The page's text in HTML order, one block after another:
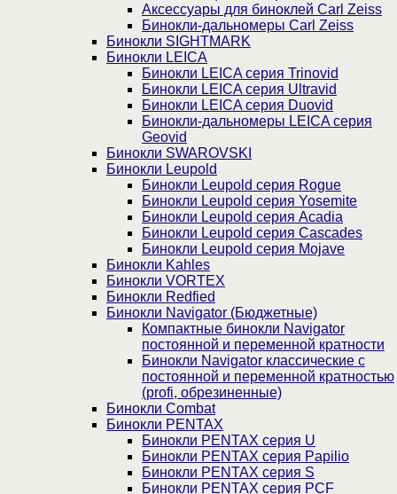
Аксессуары для биноклей Carl Zeiss
Бинокли-дальномеры Carl Zeiss
Бинокли SIGHTMARK
Бинокли LEICA
Бинокли LEICA серия Trinovid
Бинокли LEICA серия Ultravid
Бинокли LEICA серия Duovid
Бинокли-дальномеры LEICA серия
Geovid
Бинокли SWAROVSKI
Бинокли Leupold
Бинокли Leupold серия Rogue
Бинокли Leupold серия Yosemite
Бинокли Leupold серия Acadia
Бинокли Leupold серия Cascades
Бинокли Leupold серия Mojave
Бинокли Kahles
Бинокли VORTEX
Бинокли Redfied
Бинокли Navigator (Бюджетные)
Компактные бинокли Navigator
постоянной и переменной кратности
Бинокли Navigator классические с
постоянной и переменной кратностью
(profi, обрезиненные)
Бинокли Combat
Бинокли PENTAX
Бинокли PENTAX серия U
Бинокли PENTAX серия Papilio
Бинокли PENTAX серия S
Бинокли PENTAX серия PCF